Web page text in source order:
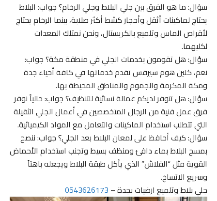
سؤال: ما هو الفرق بين جلي البلاط وجلي الرخام؟ جواب: البلاط
يحتاج لماكينات أثقل وأحجار كشط أكثر صلابة، بينما الرخام يحتاج
لأقراص الماس وتلميع بالكريستال، ونحن نمتلك المعدات
لكليهما.
سؤال: هل تقومون بخدمات الجلي في منطقة مكة؟ جواب:
نعم، كلين هوم سيرفس تقدم خدماتها في كافة أحياء جدة
ومكة المكرمة والجموم والمناطق المحيطة بها.
سؤال: هل تتوفر لديكم عمالة نسائية للتنظيف؟ جواب: حالياً نوفر
فرق عمل فنية من الرجال المتخصصين في أعمال الجلي الثقيلة
التي تتطلب استخدام الماكينات والتعامل مع المواد الكيميائية.
سؤال: كيف أحافظ على لمعان البلاط بعد الجلي؟ جواب: ننصح
بمسح البلاط بماء دافئ ومنظف بسيط وتجنب استخدام الأحماض
القوية مثل “الفلاش” الذي يأكل طبقة البلاط ويجعله باهتاً
وسريع الاتساخ.
جلي بلاط وتلميع ارضيات بجدة –0543626173